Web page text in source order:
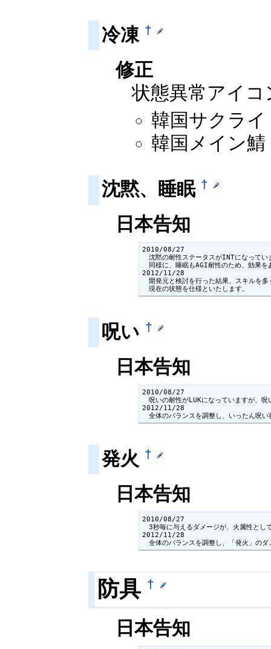
冷凍 †
修正
状態異常アイコ
韓国サクライ
韓国メイン鯖
沈黙、睡眠 †
日本告知
2010/08/27
沈黙の耐性ステータスがINTになってい
同様に、睡眠もAGI耐性のため、効果を
2012/11/28
開発元と検討を行った結果、スキルを多
現在の状態を仕様といたします。
呪い †
日本告知
2010/08/27
呪いの耐性がLUKになっていますが、呪
2012/11/28
全体のバランスを調整し、いったん呪い
発火 †
日本告知
2010/08/27
3秒毎に与えるダメージが、火属性とし
2012/11/28
全体のバランスを調整し、「発火」のダ
防具 †
日本告知